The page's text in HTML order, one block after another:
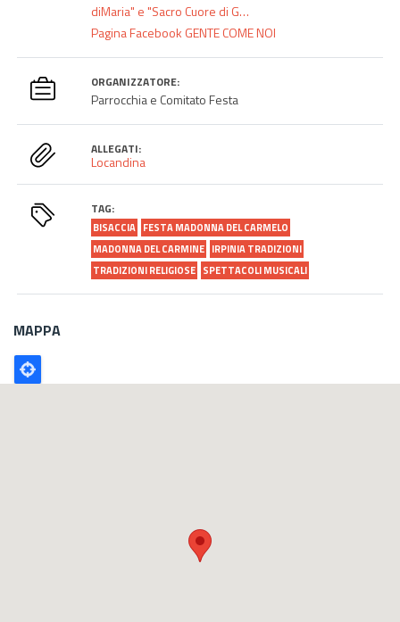
diMaria" e "Sacro Cuore di G…
Pagina Facebook GENTE COME NOI
ORGANIZZATORE:
Parrocchia e Comitato Festa
ALLEGATI:
Locandina
TAG:
BISACCIA FESTA MADONNA DEL CARMELO
MADONNA DEL CARMINE IRPINIA TRADIZIONI
TRADIZIONI RELIGIOSE SPETTACOLI MUSICALI
MAPPA
Poligono
GEO